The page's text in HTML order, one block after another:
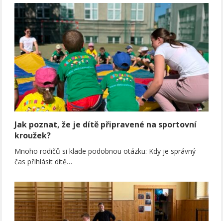
Jak poznat, že je dítě připravené na sportovní
kroužek?
Mnoho rodičů si klade podobnou otázku: Kdy je správný
čas přihlásit dítě…